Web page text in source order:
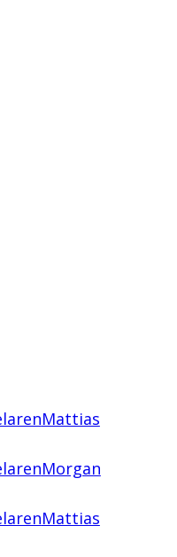
Mattias
Morgan
Mattias